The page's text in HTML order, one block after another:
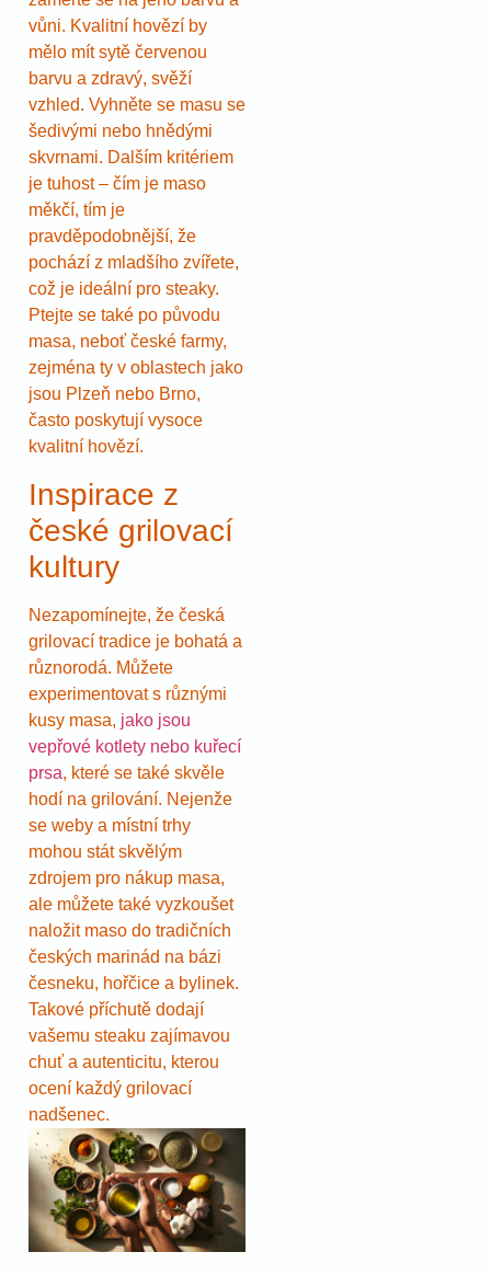
vůni. Kvalitní hovězí by
mělo mít sytě červenou
barvu a zdravý, svěží
vzhled. Vyhněte se masu se
šedivými nebo hnědými
skvrnami. Dalším kritériem
je tuhost – čím je maso
měkčí, tím je
pravděpodobnější, že
pochází z mladšího zvířete,
což je ideální pro steaky.
Ptejte se také po původu
masa, neboť české farmy,
zejména ty v oblastech jako
jsou Plzeň nebo Brno,
často poskytují vysoce
kvalitní hovězí.
Inspirace z
české grilovací
kultury
Nezapomínejte, že česká
grilovací tradice je bohatá a
různorodá. Můžete
experimentovat s různými
kusy masa, jako jsou
vepřové kotlety nebo kuřecí
prsa, které se také skvěle
hodí na grilování. Nejenže
se weby a místní trhy
mohou stát skvělým
zdrojem pro nákup masa,
ale můžete také vyzkoušet
naložit maso do tradičních
českých marinád na bázi
česneku, hořčice a bylinek.
Takové příchutě dodají
vašemu steaku zajímavou
chuť a autenticitu, kterou
ocení každý grilovací
nadšenec.